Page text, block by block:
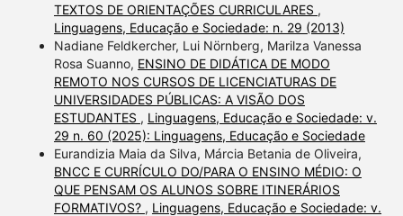
TEXTOS DE ORIENTAÇÕES CURRICULARES ,
Linguagens, Educação e Sociedade: n. 29 (2013)
Nadiane Feldkercher, Lui Nörnberg, Marilza Vanessa
Rosa Suanno, ENSINO DE DIDÁTICA DE MODO
REMOTO NOS CURSOS DE LICENCIATURAS DE
UNIVERSIDADES PÚBLICAS: A VISÃO DOS
ESTUDANTES , Linguagens, Educação e Sociedade: v.
29 n. 60 (2025): Linguagens, Educação e Sociedade
Eurandizia Maia da Silva, Márcia Betania de Oliveira,
BNCC E CURRÍCULO DO/PARA O ENSINO MÉDIO: O
QUE PENSAM OS ALUNOS SOBRE ITINERÁRIOS
FORMATIVOS? , Linguagens, Educação e Sociedade: v.